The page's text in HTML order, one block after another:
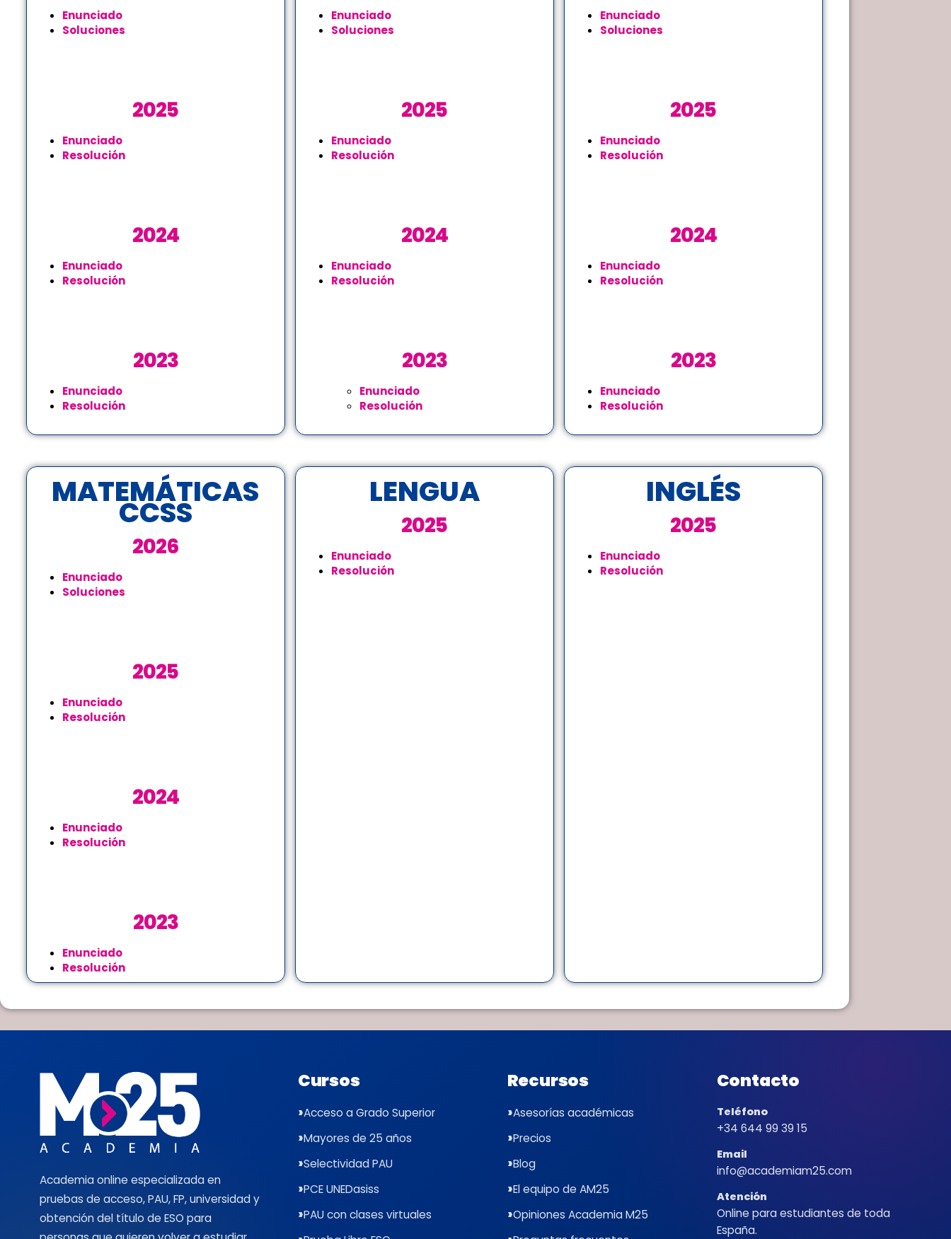
Enunciado
Soluciones
2025
Enunciado
Resolución
2024
Enunciado
Resolución
2023
Enunciado
Resolución
Enunciado
Soluciones
2025
Enunciado
Resolución
2024
Enunciado
Resolución
2023
Enunciado
Resolución
Enunciado
Soluciones
2025
Enunciado
Resolución
2024
Enunciado
Resolución
2023
Enunciado
Resolución
MATEMÁTICAS
CCSS
2026
Enunciado
Soluciones
2025
Enunciado
Resolución
2024
Enunciado
Resolución
2023
Enunciado
Resolución
LENGUA
2025
Enunciado
Resolución
INGLÉS
2025
Enunciado
Resolución
Academia online especializada en
pruebas de acceso, PAU, FP, universidad y
obtención del título de ESO para
Cursos
Acceso a Grado Superior
Mayores de 25 años
Selectividad PAU
PCE UNEDasiss
PAU con clases virtuales
Recursos
Asesorías académicas
Precios
Blog
El equipo de AM25
Opiniones Academia M25
Contacto
Teléfono
+34 644 99 39 15
Email
info@academiam25.com
Atención
Online para estudiantes de toda
España.